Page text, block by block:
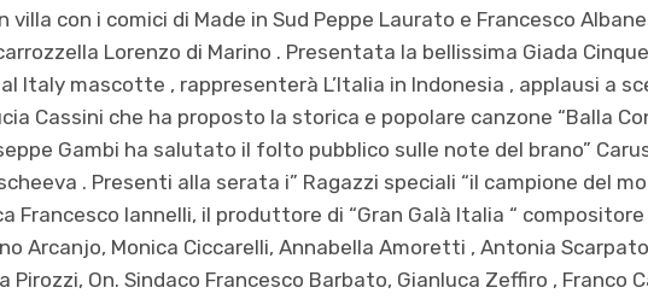
villa con i comici di Made in Sud Peppe Laurato e Francesco
Lorenzo di Marino . Presentata la bellissima Giada
Italy mascotte , rappresenterà L’Italia in Indonesia , applausi a
Cassini che ha proposto la storica e popolare canzone “Balla
Gambi ha salutato il folto pubblico sulle note del brano”
. Presenti alla serata i” Ragazzi speciali “il campione del
Francesco Iannelli, il produttore di “Gran Galà Italia “
Arcanjo, Monica Ciccarelli, Annabella Amoretti , Antonia
Pirozzi, On. Sindaco Francesco Barbato, Gianluca Zeffiro , Franco